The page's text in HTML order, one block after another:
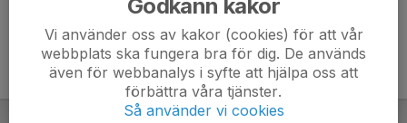
Vi använder oss av kakor (cookies) för att vår
webbplats ska fungera bra för dig. De används
även för webbanalys i syfte att hjälpa oss att
förbättra våra tjänster.
Så använder vi cookies